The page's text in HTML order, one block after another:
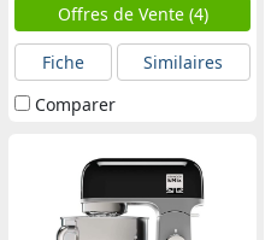
Offres de Vente (4)
Fiche
Similaires
Comparer